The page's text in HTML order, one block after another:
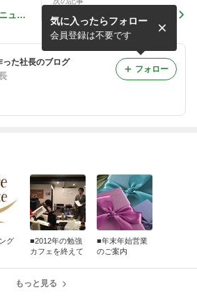
ュー
雑誌「DIME」の取材
った社長のブログ
気に入ったらフォロー
会員登録は不要です
フォロー
グ
■2012年の勉強
カフェを終えて
■年末年始営業
のご案内
もっと見る